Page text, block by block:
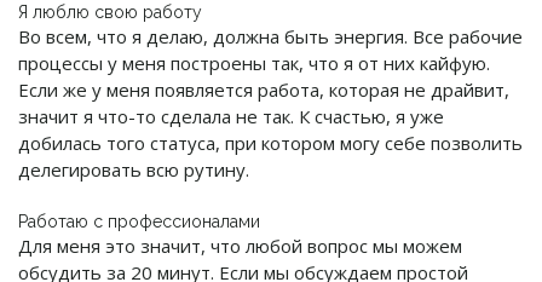
Я люблю свою работу
Во всем, что я делаю, должна быть энергия. Все рабочие
процессы у меня построены так, что я от них кайфую.
Если же у меня появляется работа, которая не драйвит,
значит я что-то сделала не так. К счастью, я уже
добилась того статуса, при котором могу себе позволить
делегировать всю рутину.
Работаю с профессионалами
Для меня это значит, что любой вопрос мы можем
обсудить за 20 минут. Если мы обсуждаем простой